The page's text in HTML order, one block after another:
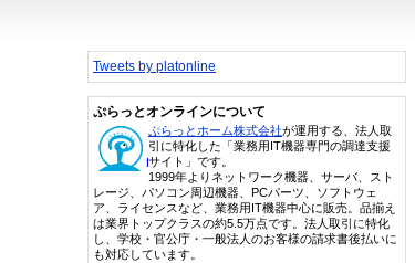
Tweets by platonline
ぷらっとオンラインについて
ぷらっとホーム株式会社が運用する、法人取
引に特化した「業務用IT機器専門の調達支援
サイト」です。
1999年よりネットワーク機器、サーバ、スト
レージ、パソコン周辺機器、PCパーツ、ソフトウェ
ア、ライセンスなど、業務用IT機器中心に販売。品揃え
は業界トップクラスの約5.5万点です。法人取引に特化
し、学校・官公庁・一般法人のお客様の請求書後払いに
も対応しています。